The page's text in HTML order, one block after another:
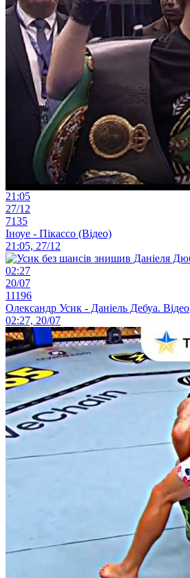
21:05
27/12
7135
Іноуе - Пікассо (Відео)
21:05, 27/12
02:27
20/07
11196
Олександр Усик - Даніель Дебуа. Відео
02:27, 20/07